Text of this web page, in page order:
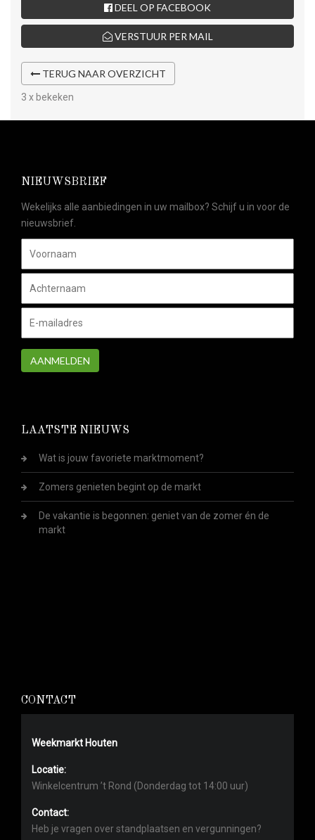
DEEL OP FACEBOOK
VERSTUUR PER MAIL
TERUG NAAR OVERZICHT
3 x bekeken
NIEUWSBRIEF
Wekelijks alle aanbiedingen in uw mailbox? Schijf u in voor de
nieuwsbrief.
AANMELDEN
LAATSTE NIEUWS
Wat is jouw favoriete marktmoment?
Zomers genieten begint op de markt
De vakantie is begonnen: geniet van de zomer én de
markt
CONTACT
Weekmarkt Houten
Locatie:
Winkelcentrum ’t Rond (Donderdag tot 14:00 uur)
Contact:
Heb je vragen over standplaatsen en vergunningen?